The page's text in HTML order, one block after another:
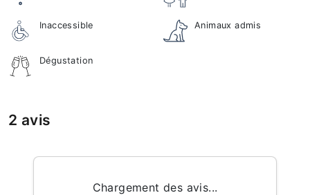
Inaccessible Animaux admis
Dégustation
2 avis
Chargement des avis...